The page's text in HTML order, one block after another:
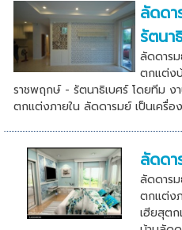
ลัดด
รัตนา
ลัดดาร
ตกแต่ง
ราชพฤกษ์ - รัตนาธิเบศร์ โดยทีม
ตกแต่งภายใน ลัดดารมย์ เป็นเครื่อ
ลัดด
ลัดดาร
ตกแต่ง
เฮียสุต